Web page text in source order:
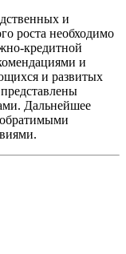
и
роста необходимо
кредитной
и
и развитых
Дальнейшее